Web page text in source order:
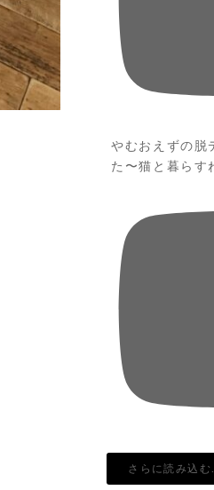
やむおえずの脱
た〜猫と暮ら
さらに読み込む